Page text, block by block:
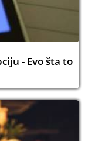
- Evo šta to